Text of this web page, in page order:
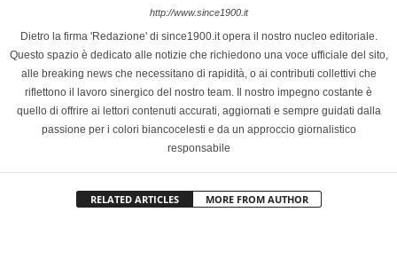
http://www.since1900.it
Dietro la firma 'Redazione' di since1900.it opera il nostro nucleo editoriale.
Questo spazio è dedicato alle notizie che richiedono una voce ufficiale del sito,
alle breaking news che necessitano di rapidità, o ai contributi collettivi che
riflettono il lavoro sinergico del nostro team. Il nostro impegno costante è
quello di offrire ai lettori contenuti accurati, aggiornati e sempre guidati dalla
passione per i colori biancocelesti e da un approccio giornalistico
responsabile
RELATED ARTICLES MORE FROM AUTHOR